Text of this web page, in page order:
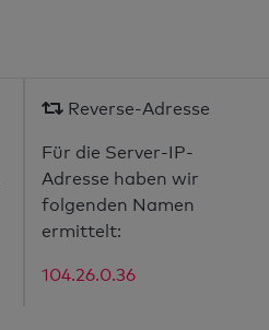
Reverse-Adresse
Für die Server-IP-
Adresse haben wir
folgenden Namen
ermittelt:
104.26.0.36